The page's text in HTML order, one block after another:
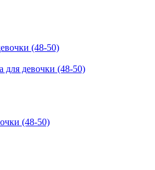
для девочки (48-50)
(48-50)